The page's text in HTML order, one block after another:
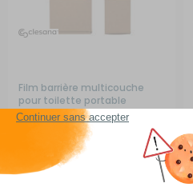
Film barrière multicouche
pour toilette portable
Clesana C1
RG-0Q58681
24 €